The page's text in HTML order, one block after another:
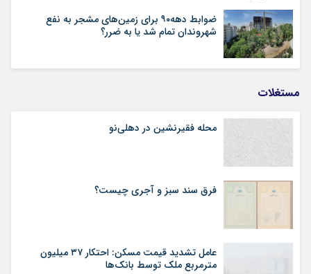
ضوابط دهه۹۰ برای زمین‌های مشجر به نفع
شهروندان تمام شد یا به ضرر؟
مستغلات
محله فقیرنشین در دهلی‏‌نو
فرق سند سبز و آجری چیست؟
عامل تشدید قیمت مسکن: احتکار ۳۷ میلیون
مترمربع ملک توسط بانک‌ها